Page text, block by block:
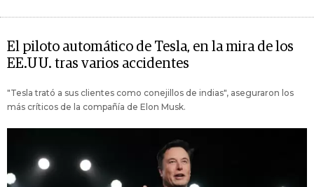
El piloto automático de Tesla, en la mira de los
EE.UU. tras varios accidentes
"Tesla trató a sus clientes como conejillos de indias", aseguraron los
más críticos de la compañía de Elon Musk.